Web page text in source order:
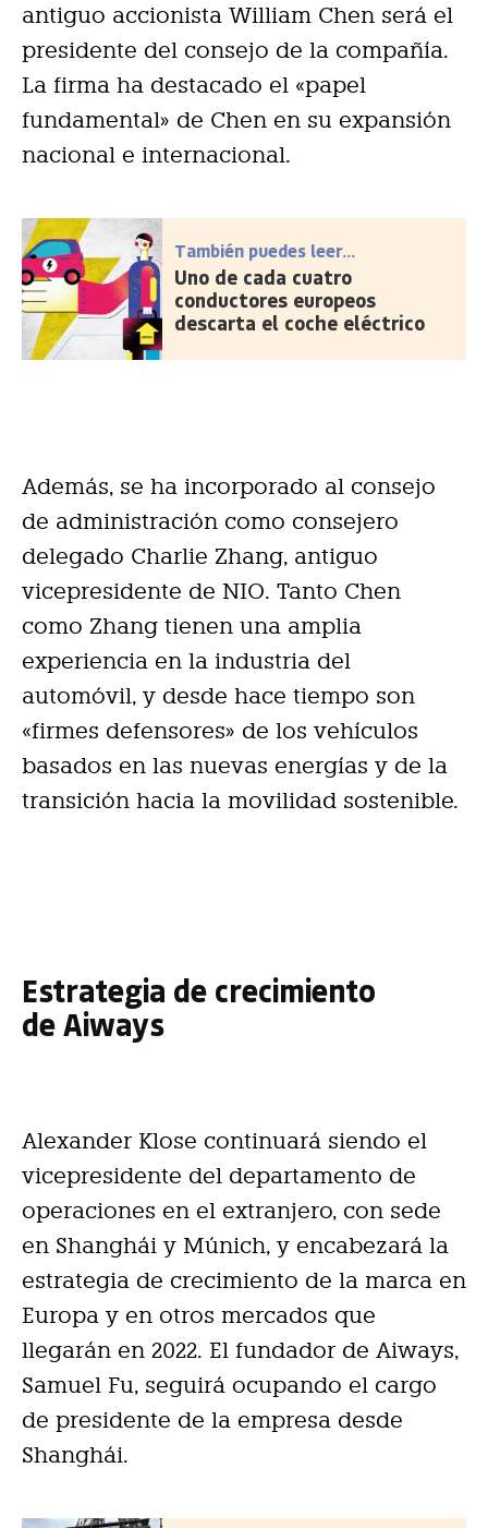
antiguo accionista William Chen será el
presidente del consejo de la compañía.
La firma ha destacado el «papel
fundamental» de Chen en su expansión
nacional e internacional.
También puedes leer...
Uno de cada cuatro
conductores europeos
descarta el coche eléctrico
Además, se ha incorporado al consejo
de administración como consejero
delegado Charlie Zhang, antiguo
vicepresidente de NIO. Tanto Chen
como Zhang tienen una amplia
experiencia en la industria del
automóvil, y desde hace tiempo son
«firmes defensores» de los vehículos
basados en las nuevas energías y de la
transición hacia la movilidad sostenible.
Estrategia de crecimiento
de Aiways
Alexander Klose continuará siendo el
vicepresidente del departamento de
operaciones en el extranjero, con sede
en Shanghái y Múnich, y encabezará la
estrategia de crecimiento de la marca en
Europa y en otros mercados que
llegarán en 2022. El fundador de Aiways,
Samuel Fu, seguirá ocupando el cargo
de presidente de la empresa desde
Shanghái.